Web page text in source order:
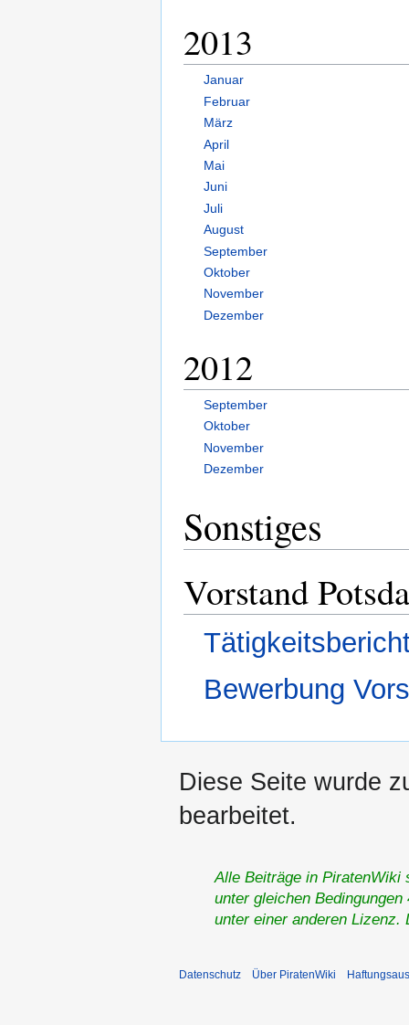
2013
Januar
Februar
März
April
Mai
Juni
Juli
August
September
Oktober
November
Dezember
2012
September
Oktober
November
Dezember
Sonstiges
Vorstand
Bewerbung
Diese Seite wurde
bearbeitet.
Alle Beiträge in PiratenWiki
unter gleichen
unter einer anderen
Datenschutz Über PiratenWiki